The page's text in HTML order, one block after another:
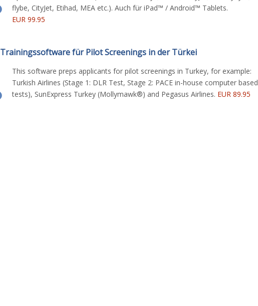
flybe, CityJet, Etihad, MEA etc.). Auch für iPad™ / Android™ Tablets.
EUR 99.95
Trainingssoftware für Pilot Screenings in der Türkei
This software preps applicants for pilot screenings in Turkey, for example:
Turkish Airlines (Stage 1: DLR Test, Stage 2: PACE in-house computer based
tests), SunExpress Turkey (Mollymawk®) and Pegasus Airlines. EUR 89.95